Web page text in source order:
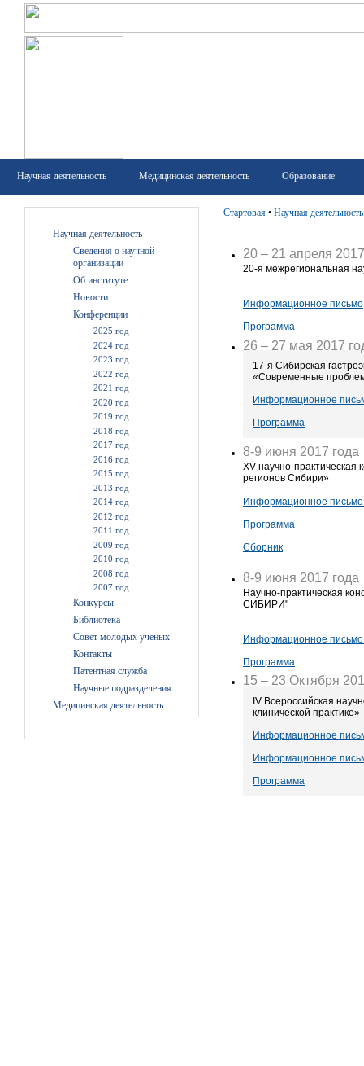
Научная деятельность Медицинская деятельность Образование
Научная деятельность
Сведения о научной
организации
Об институте
Новости
Конференции
2025 год
2024 год
2023 год
2022 год
2021 год
2020 год
2019 год
2018 год
2017 год
2016 год
2015 год
2013 год
2014 год
2012 год
2011 год
2009 год
2010 год
2008 год
2007 год
Конкурсы
Библиотека
Совет молодых ученых
Контакты
Патентная служба
Научные подразделения
Медицинская деятельность
Стартовая • Научная деятельность
20 – 21 апреля
20-я межрегиональная
Информационное письмо
Программа
26 – 27 мая 2017
17-я Сибирская
«Современные
Информационное
Программа
8-9 июня 2017 года
XV научно-
регионов Сибири»
Информационное
Программа
Сборник
8-9 июня 2017 года
Научно-
СИБИРИ"
Информационное
Программа
15 – 23 Октября
IV Всероссийская
клинической практике»
Информационное
Информационное
Программа